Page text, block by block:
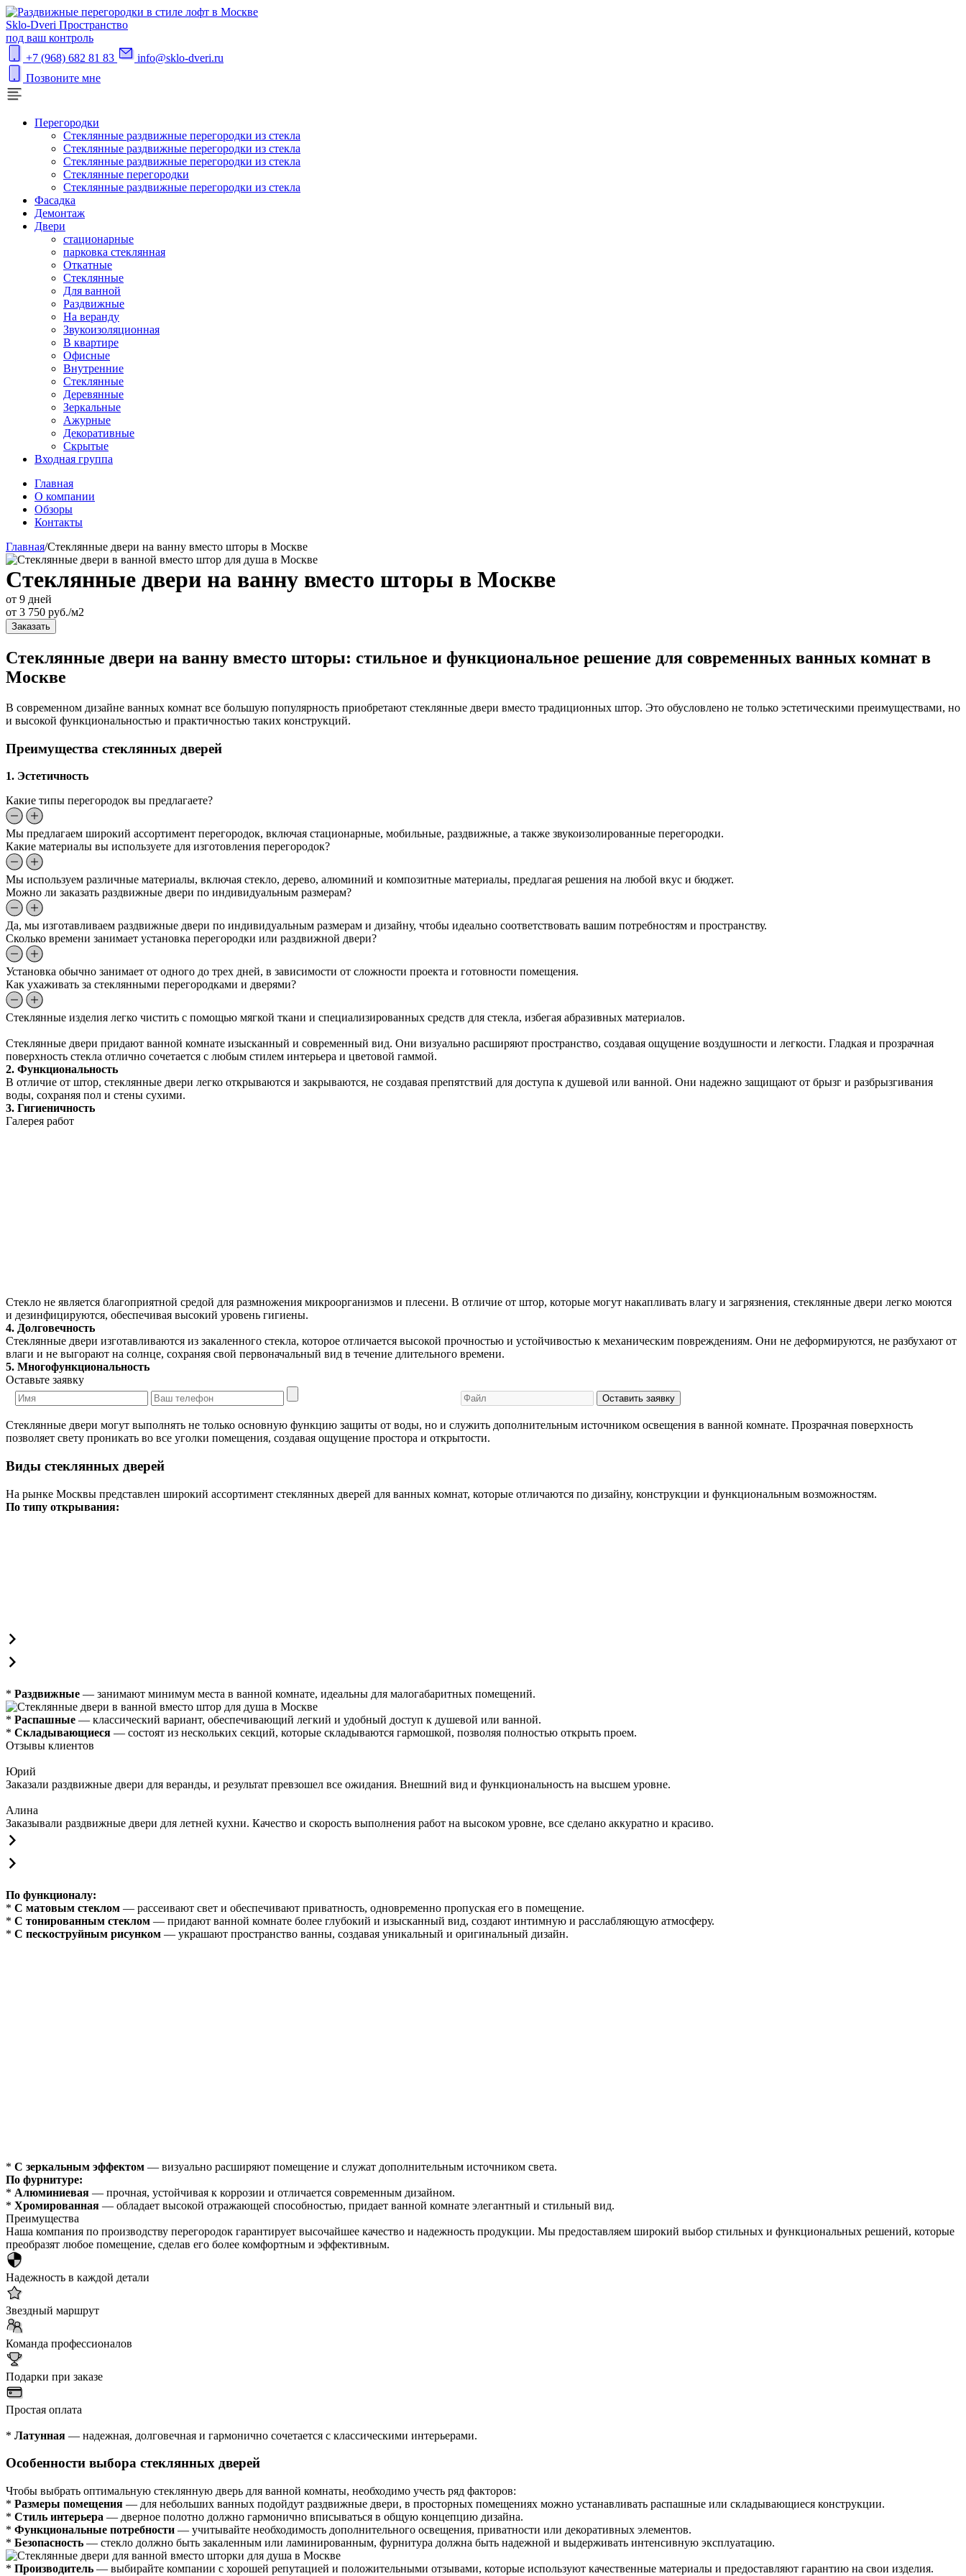
Sklo-Dveri Пространство
под ваш контроль
+7 (968) 682 81 83
info@sklo-dveri.ru
Позвоните мне
Перегородки
Стеклянные раздвижные перегородки из стекла
Стеклянные раздвижные перегородки из стекла
Стеклянные раздвижные перегородки из стекла
Стеклянные перегородки
Стеклянные раздвижные перегородки из стекла
Фасадка
Демонтаж
Двери
стационарные
парковка стеклянная
Откатные
Стеклянные
Для ванной
Раздвижные
На веранду
Звукоизоляционная
В квартире
Офисные
Внутренние
Стеклянные
Деревянные
Зеркальные
Ажурные
Декоративные
Скрытые
Входная группа
Главная
О компании
Обзоры
Контакты
Главная/Стеклянные двери на ванну вместо шторы в Москве
Стеклянные двери на ванну вместо шторы в Москве
от 9 дней
от 3 750 руб./м2
Заказать
Стеклянные двери на ванну вместо шторы: стильное и функциональное решение для современных ванных комнат в
Москве
В современном дизайне ванных комнат все большую популярность приобретают стеклянные двери вместо традиционных штор. Это обусловлено не только эстетическими преимуществами, но
и высокой функциональностью и практичностью таких конструкций.
Преимущества стеклянных дверей
1. Эстетичность
Какие типы перегородок вы предлагаете?
Мы предлагаем широкий ассортимент перегородок, включая стационарные, мобильные, раздвижные, а также звукоизолированные перегородки.
Какие материалы вы используете для изготовления перегородок?
Мы используем различные материалы, включая стекло, дерево, алюминий и композитные материалы, предлагая решения на любой вкус и бюджет.
Можно ли заказать раздвижные двери по индивидуальным размерам?
Да, мы изготавливаем раздвижные двери по индивидуальным размерам и дизайну, чтобы идеально соответствовать вашим потребностям и пространству.
Сколько времени занимает установка перегородки или раздвижной двери?
Установка обычно занимает от одного до трех дней, в зависимости от сложности проекта и готовности помещения.
Как ухаживать за стеклянными перегородками и дверями?
Стеклянные изделия легко чистить с помощью мягкой ткани и специализированных средств для стекла, избегая абразивных материалов.
Стеклянные двери придают ванной комнате изысканный и современный вид. Они визуально расширяют пространство, создавая ощущение воздушности и легкости. Гладкая и прозрачная
поверхность стекла отлично сочетается с любым стилем интерьера и цветовой гаммой.
2. Функциональность
В отличие от штор, стеклянные двери легко открываются и закрываются, не создавая препятствий для доступа к душевой или ванной. Они надежно защищают от брызг и разбрызгивания
воды, сохраняя пол и стены сухими.
3. Гигиеничность
Галерея работ
Стекло не является благоприятной средой для размножения микроорганизмов и плесени. В отличие от штор, которые могут накапливать влагу и загрязнения, стеклянные двери легко моются
и дезинфицируются, обеспечивая высокий уровень гигиены.
4. Долговечность
Стеклянные двери изготавливаются из закаленного стекла, которое отличается высокой прочностью и устойчивостью к механическим повреждениям. Они не деформируются, не разбухают от
влаги и не выгорают на солнце, сохраняя свой первоначальный вид в течение длительного времени.
5. Многофункциональность
Оставьте заявку
Оставить заявку
Стеклянные двери могут выполнять не только основную функцию защиты от воды, но и служить дополнительным источником освещения в ванной комнате. Прозрачная поверхность
позволяет свету проникать во все уголки помещения, создавая ощущение простора и открытости.
Виды стеклянных дверей
На рынке Москвы представлен широкий ассортимент стеклянных дверей для ванных комнат, которые отличаются по дизайну, конструкции и функциональным возможностям.
По типу открывания:
* Раздвижные — занимают минимум места в ванной комнате, идеальны для малогабаритных помещений.
* Распашные — классический вариант, обеспечивающий легкий и удобный доступ к душевой или ванной.
* Складывающиеся — состоят из нескольких секций, которые складываются гармошкой, позволяя полностью открыть проем.
Отзывы клиентов
Юрий
Заказали раздвижные двери для веранды, и результат превзошел все ожидания. Внешний вид и функциональность на высшем уровне.
Алина
Заказывали раздвижные двери для летней кухни. Качество и скорость выполнения работ на высоком уровне, все сделано аккуратно и красиво.
По функционалу:
* С матовым стеклом — рассеивают свет и обеспечивают приватность, одновременно пропуская его в помещение.
* С тонированным стеклом — придают ванной комнате более глубокий и изысканный вид, создают интимную и расслабляющую атмосферу.
* С пескоструйным рисунком — украшают пространство ванны, создавая уникальный и оригинальный дизайн.
* С зеркальным эффектом — визуально расширяют помещение и служат дополнительным источником света.
По фурнитуре:
* Алюминиевая — прочная, устойчивая к коррозии и отличается современным дизайном.
* Хромированная — обладает высокой отражающей способностью, придает ванной комнате элегантный и стильный вид.
Преимущества
Наша компания по производству перегородок гарантирует высочайшее качество и надежность продукции. Мы предоставляем широкий выбор стильных и функциональных решений, которые
преобразят любое помещение, сделав его более комфортным и эффективным.
Надежность в каждой детали
Звездный маршрут
Команда профессионалов
Подарки при заказе
Простая оплата
* Латунная — надежная, долговечная и гармонично сочетается с классическими интерьерами.
Особенности выбора стеклянных дверей
Чтобы выбрать оптимальную стеклянную дверь для ванной комнаты, необходимо учесть ряд факторов:
* Размеры помещения — для небольших ванных подойдут раздвижные двери, в просторных помещениях можно устанавливать распашные или складывающиеся конструкции.
* Стиль интерьера — дверное полотно должно гармонично вписываться в общую концепцию дизайна.
* Функциональные потребности — учитывайте необходимость дополнительного освещения, приватности или декоративных элементов.
* Безопасность — стекло должно быть закаленным или ламинированным, фурнитура должна быть надежной и выдерживать интенсивную эксплуатацию.
* Производитель — выбирайте компании с хорошей репутацией и положительными отзывами, которые используют качественные материалы и предоставляют гарантию на свои изделия.